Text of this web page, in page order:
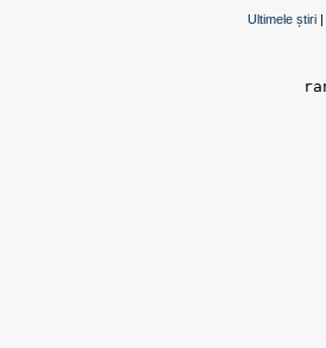
Ultimele știri |